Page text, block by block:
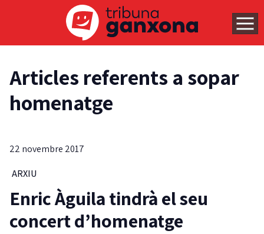
Articles referents a sopar
homenatge
22 novembre 2017
ARXIU
Enric Àguila tindrà el seu
concert d’homenatge